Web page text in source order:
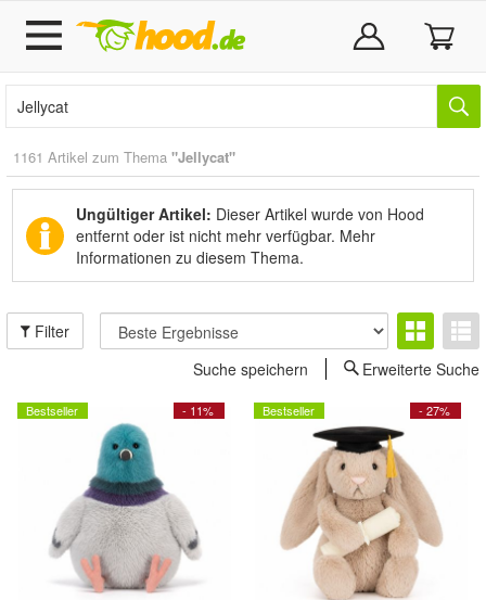
1161 Artikel zum Thema "Jellycat"
Ungültiger Artikel: Dieser Artikel wurde von Hood
entfernt oder ist nicht mehr verfügbar. Mehr
Informationen zu diesem Thema.
Filter
Suche speichern
Erweiterte Suche
- 11%
Bestseller - 27%
Bestseller